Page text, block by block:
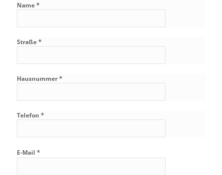
Name*
Straße*
Hausnummer*
Telefon *
E-Mail *